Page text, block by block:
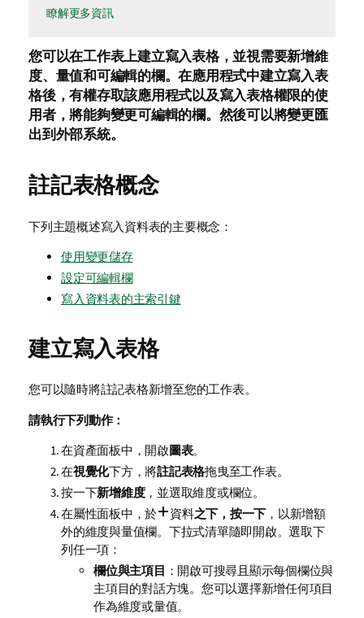
瞭解更多資訊
您可以在工作表上建立寫入表格，並視需要新增維
度、量值和可編輯的欄。在應用程式中建立寫入表
格後，有權存取該應用程式以及寫入表格權限的使
用者，將能夠變更可編輯的欄。然後可以將變更匯
出到外部系統。
註記表格概念
下列主題概述寫入資料表的主要概念：
使用變更儲存
設定可編輯欄
寫入資料表的主索引鍵
建立寫入表格
您可以隨時將註記表格新增至您的工作表。
請執行下列動作：
在資產面板中，開啟圖表。
在視覺化下方，將註記表格拖曳至工作表。
按一下新增維度，並選取維度或欄位。
在屬性面板中，於
資料之下，按一下 ，以新增額
外的維度與量值欄。下拉式清單隨即開啟。選取下
列任一項：
欄位與主項目 ：開啟可搜尋且顯示每個欄位與
主項目的對話方塊。您可以選擇新增任何項目
作為維度或量值。